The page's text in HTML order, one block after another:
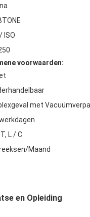
ISO
voorwaarden:
met
L / C
Maand
en Opleiding